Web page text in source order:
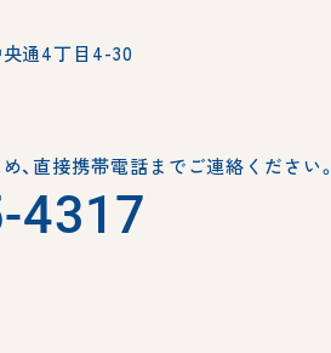
通4丁目4-30
、 直接携帯電話までご連絡ください。
4317